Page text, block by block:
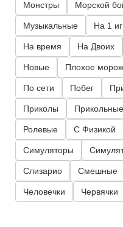
Монстры Морской
Музыкальные На 1
На время На Двоих
Новые Плохое
По сети Побег
Приколы Прикольные
Ролевые С Физикой
Симуляторы
Слизарио Смешные
Человечки Червячки